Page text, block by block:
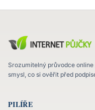
Srozumitelný průvodce
smysl, co si ověřit před
PILÍŘE